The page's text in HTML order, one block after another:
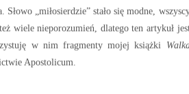
„miłosierdzie” stało się modne,
wiele nieporozumień, dlatego ten artykuł
w nim fragmenty mojej książki
Apostolicum.